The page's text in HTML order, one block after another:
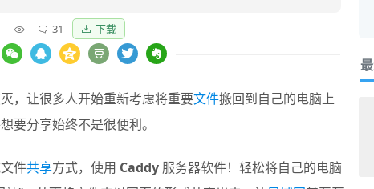
31 下载
，让很多人开始重新考虑将重要文件搬回到自己的电脑上
要分享始终不是很便利。
件共享方式，使用 Caddy 服务器软件！轻松将自己的电脑